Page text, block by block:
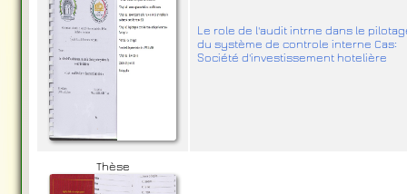
Le role de l'audit intrne dans le
du système de controle interne Cas:
Société d'investissement hotelière
Thèse